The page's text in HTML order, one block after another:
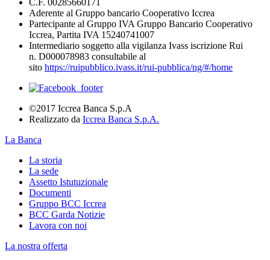
Aderente al Gruppo bancario Cooperativo Iccrea
Partecipante al Gruppo IVA Gruppo Bancario Cooperativo
Iccrea, Partita IVA 15240741007
Intermediario soggetto alla vigilanza Ivass iscrizione Rui
n. D000078983 consultabile al
sito https://ruipubblico.ivass.it/rui-pubblica/ng/#/home
©2017 Iccrea Banca S.p.A
Realizzato da Iccrea Banca S.p.A.
La Banca
La storia
La sede
Assetto Istutuzionale
Documenti
Gruppo BCC Iccrea
BCC Garda Notizie
Lavora con noi
La nostra offerta